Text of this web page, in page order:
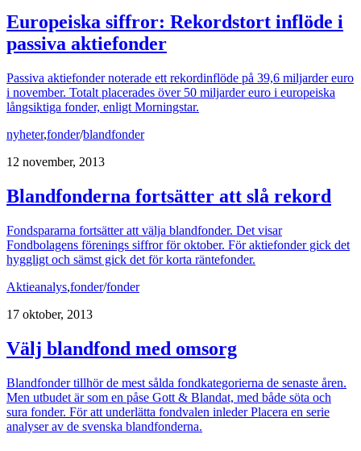
Europeiska siffror: Rekordstort inflöde i
passiva aktiefonder
Passiva aktiefonder noterade ett rekordinflöde på 39,6 miljarder euro
i november. Totalt placerades över 50 miljarder euro i europeiska
långsiktiga fonder, enligt Morningstar.
nyheter,fonder/blandfonder
12 november, 2013
Blandfonderna fortsätter att slå rekord
Fondspararna fortsätter att välja blandfonder. Det visar
Fondbolagens förenings siffror för oktober. För aktiefonder gick det
hyggligt och sämst gick det för korta räntefonder.
Aktieanalys,fonder/fonder
17 oktober, 2013
Välj blandfond med omsorg
Blandfonder tillhör de mest sålda fondkategorierna de senaste åren.
Men utbudet är som en påse Gott & Blandat, med både söta och
sura fonder. För att underlätta fondvalen inleder Placera en serie
analyser av de svenska blandfonderna.